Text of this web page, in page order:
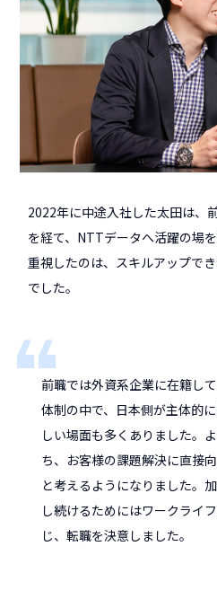
2022年に中途入社した太田は、
を経て、NTTデータへ活躍の場
重視したのは、スキルアップで
でした。
前職では外資系企業に在籍し
体制の中で、日本側が主体的
しい場面も多くありました。
ち、お客様の課題解決に直接
と考えるようになりました。
し続けるためにはワークライ
じ、転職を決意しました。